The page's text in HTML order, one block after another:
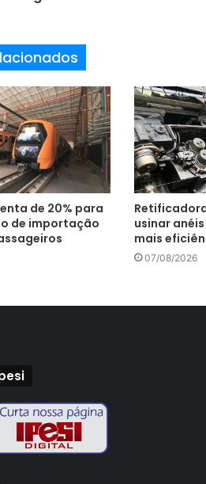
de 20% para
de importação
usinar
mais
07/08/2026